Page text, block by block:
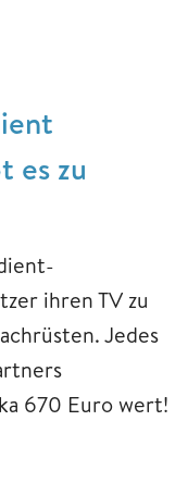
es zu
ihren TV zu
Jedes
670 Euro wert!